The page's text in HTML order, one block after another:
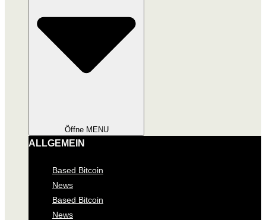
Öffne MENU
ALLGEMEIN
Based Bitcoin
News
Based Bitcoin
News